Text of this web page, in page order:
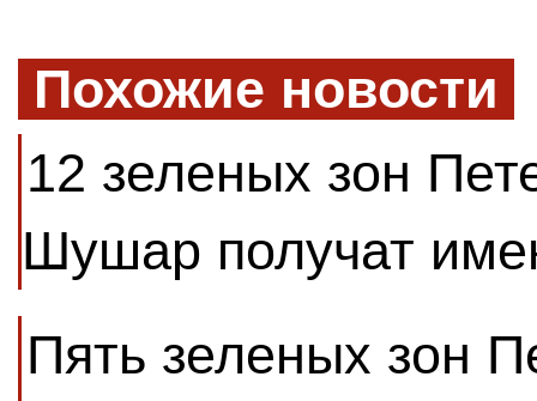
Похожие новости
12 зеленых зон
Шушар получат
Пять зеленых зон